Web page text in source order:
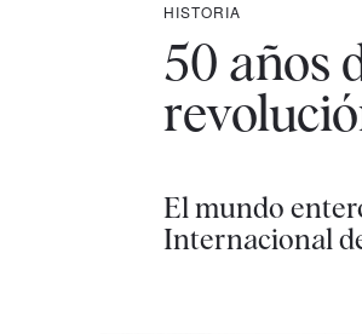
HISTORIA
50 años
El mundo
Internacional